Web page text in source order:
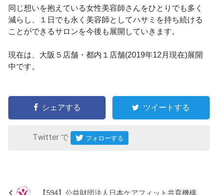
同じ想いを抱えている女性美容師さんをひとりでも多く
減らし、１日でも永く美容師としてハサミを持ち続ける
ことができるサロンを今後も展開していきます。
現在は、大阪５店舗・都内１店舗(2019年12月現在)展開
中です。
シェアする ツイートする
Twitter で
【594】公益財団法人日本ケアフィット共育機構